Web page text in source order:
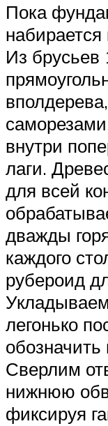
Пока
набирается
Из
внутри
лаги.
для всей
дважды
каждого
рубероид
легонько
Сверлим
нижнюю
фиксируя